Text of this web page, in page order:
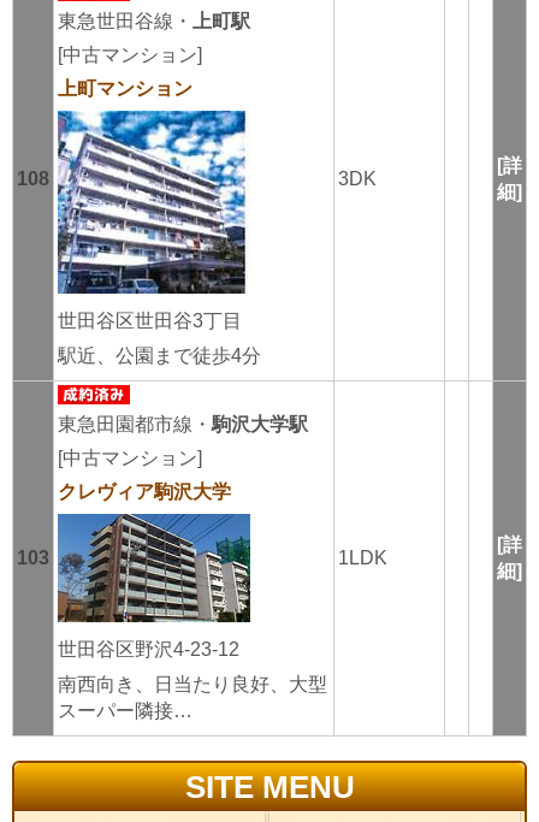
108
東急世田谷線・
上町駅
[中古マンション]
上町マンション
世田谷区世田谷3丁目
駅近、公園まで徒歩4分
3DK
[詳
細]
103
東急田園都市線・ 駒沢大学駅
[中古マンション]
クレヴィア駒沢大学
世田谷区野沢4-23-12
南西向き、日当たり良好、大型
スーパー隣接…
1LDK
[詳
細]
SITE MENU